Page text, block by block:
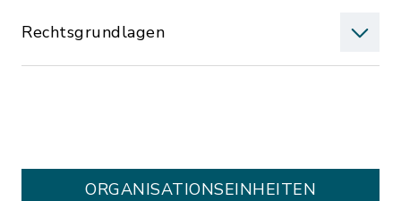
Rechtsgrundlagen
ORGANISATIONS­EINHEITEN